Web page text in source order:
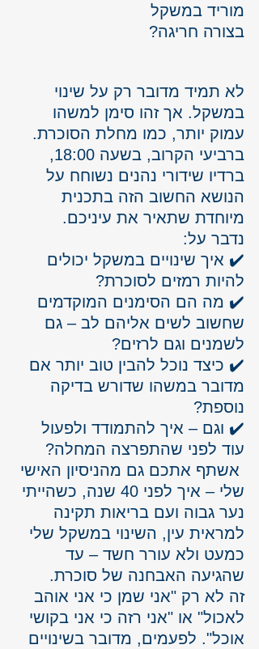
מוריד במשקל
בצורה חריגה?
לא תמיד מדובר רק על שינוי
במשקל. אך זהו סימן למשהו
עמוק יותר, כמו מחלת הסוכרת.
ברביעי הקרוב, בשעה 18:00,
ברדיו שידורי נהנים נשוחח על
הנושא החשוב הזה בתכנית
מיוחדת שתאיר את עיניכם.
נדבר על:
✔️ איך שינויים במשקל יכולים
להיות רמזים לסוכרת?
✔️ מה הם הסימנים המוקדמים
שחשוב לשים אליהם לב – גם
לשמנים וגם לרזים?
✔️ כיצד נוכל להבין טוב יותר אם
מדובר במשהו שדורש בדיקה
נוספת?
✔️ וגם – איך להתמודד ולפעול
עוד לפני שהתפרצה המחלה?
אשתף אתכם גם מהניסיון האישי
שלי – איך לפני 40 שנה, כשהייתי
נער גבוה ועם בריאות תקינה
למראית עין, השינוי במשקל שלי
כמעט ולא עורר חשד – עד
שהגיעה האבחנה של סוכרת.
זה לא רק "אני שמן כי אני אוהב
לאכול" או "אני רזה כי אני בקושי
אוכל". לפעמים, מדובר בשינויים